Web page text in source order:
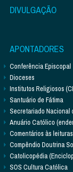
DIVULGAÇÃO
APONTADORES
Conferência Episcopal
Dioceses
Institutos Religiosos
Santuário de Fátima
Secretariado Nacional
Anuário Católico
Comentários às leituras
Compêndio Doutrina
Catolicopédia
SOS Cultura Católica